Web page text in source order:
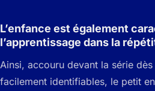
L’enfance est également
l’apprentissage dans la
Ainsi, accouru devant la série
facilement identifiables, le petit